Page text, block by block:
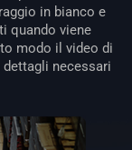
in bianco e
quando viene
modo il video di
necessari